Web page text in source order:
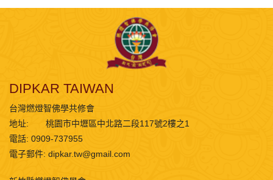
DIPKAR TAIWAN
台灣燃燈智佛學共修會
地址:
桃園市中壢區中北路二段117號2樓之1
電話: 0909-737955
電子郵件: dipkar.tw@gmail.com